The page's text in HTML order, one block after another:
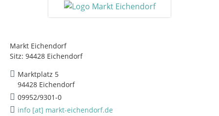
Markt Eichendorf
Sitz: 94428 Eichendorf
Marktplatz 5
94428 Eichendorf
09952/9301-0
info [at] markt-eichendorf.de